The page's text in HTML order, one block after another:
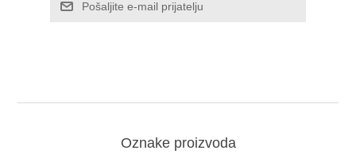
Oznake proizvoda